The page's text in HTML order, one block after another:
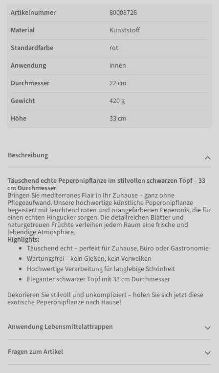
Artikelnummer
80008726
Material
Kunststoff
Standardfarbe
rot
Anwendung
innen
Durchmesser
22 cm
Gewicht
420 g
Höhe
33 cm
Beschreibung
Täuschend echte Peperonipflanze im stilvollen schwarzen Topf – 33
cm Durchmesser
Bringen Sie mediterranes Flair in Ihr Zuhause – ganz ohne
Pflegeaufwand. Unsere hochwertige künstliche Peperonipflanze
begeistert mit leuchtend roten und orangefarbenen Peperonis, die für
einen echten Hingucker sorgen. Die detailreichen Blätter und
naturgetreuen Früchte verleihen jedem Raum eine frische und
lebendige Atmosphäre.
Highlights:
Täuschend echt – perfekt für Zuhause, Büro oder Gastronomie
Wartungsfrei – kein Gießen, kein Verwelken
Hochwertige Verarbeitung für langlebige Schönheit
Eleganter schwarzer Topf mit 33 cm Durchmesser
Dekorieren Sie stilvoll und unkompliziert – holen Sie sich jetzt diese
exotische Peperonipflanze nach Hause!
Anwendung Lebensmittelattrappen
Fragen zum Artikel